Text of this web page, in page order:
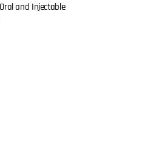
and Injectable